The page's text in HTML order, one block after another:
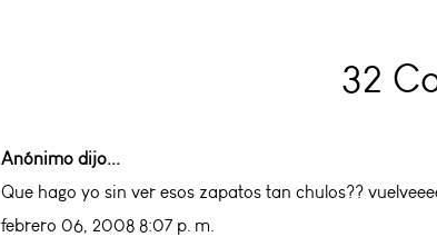
32
Anónimo dijo...
Que hago yo sin ver esos zapatos tan chulos??
febrero 06, 2008 8:07 p. m.